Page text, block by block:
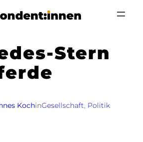
Stern
KochinGesellschaft, Politik